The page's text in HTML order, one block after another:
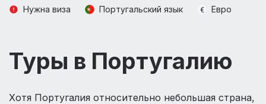
Нужна виза Португальский язык Евро
Туры в Португалию
Хотя Португалия относительно небольшая страна,